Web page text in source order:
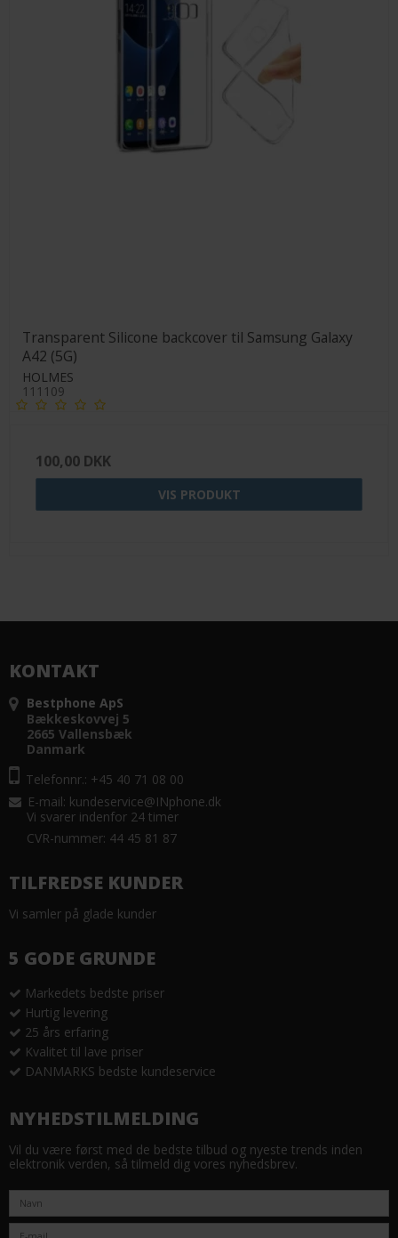
Transparent Silicone backcover til Samsung Galaxy
A42 (5G)
HOLMES
111109
100,00 DKK
VIS PRODUKT
KONTAKT
Bestphone ApS
Bækkeskovvej 5
2665 Vallensbæk
Danmark
Telefonnr.: +45 40 71 08 00
E-mail: kundeservice@INphone.dk
Vi svarer indenfor 24 timer
CVR-nummer: 44 45 81 87
TILFREDSE KUNDER
Vi samler på glade kunder
5 GODE GRUNDE
Markedets bedste priser
Hurtig levering
25 års erfaring
Kvalitet til lave priser
DANMARKS bedste kundeservice
NYHEDSTILMELDING
Vil du være først med de bedste tilbud og nyeste trends inden
elektronik verden, så tilmeld dig vores nyhedsbrev.